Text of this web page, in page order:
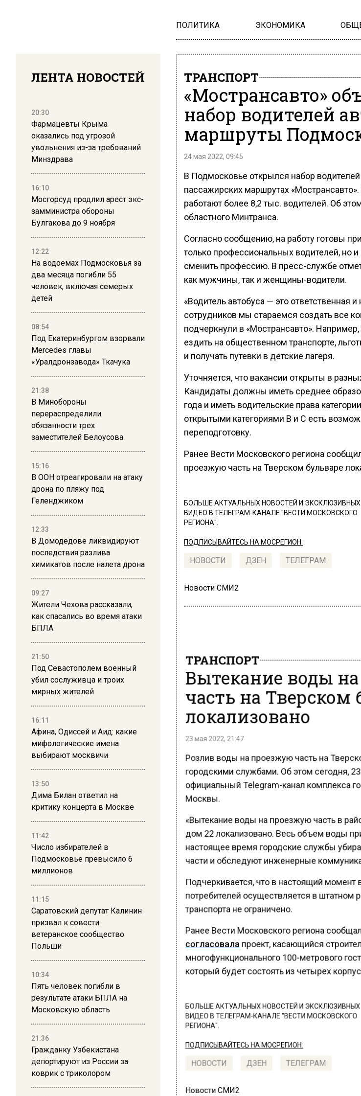
ПОЛИТИКА ЭКОНОМИКА
ЛЕНТА НОВОСТЕЙ
20:30
Фармацевты Крыма
оказались под угрозой
увольнения из-за требований
Минздрава
16:10
Мосгорсуд продлил арест экс-
замминистра обороны
Булгакова до 9 ноября
12:22
На водоемах Подмосковья за
два месяца погибли 55
человек, включая семерых
детей
08:54
Под Екатеринбургом взорвали
Mercedes главы
«Уралдронзавода» Ткачука
21:38
В Минобороны
перераспределили
обязанности трех
заместителей Белоусова
15:16
В ООН отреагировали на атаку
дрона по пляжу под
Геленджиком
12:33
В Домодедове ликвидируют
последствия разлива
химикатов после налета дрона
09:27
Жители Чехова рассказали,
как спасались во время атаки
БПЛА
21:50
Под Севастополем военный
убил сослуживца и троих
мирных жителей
16:11
Афина, Одиссей и Аид: какие
мифологические имена
выбирают москвичи
13:50
Дима Билан ответил на
критику концерта в Москве
11:42
Число избирателей в
Подмосковье превысило 6
миллионов
11:15
Саратовский депутат Калинин
призвал к совести
ветеранское сообщество
Польши
10:34
Пять человек погибли в
результате атаки БПЛА на
Московскую область
21:36
Гражданку Узбекистана
депортируют из России за
коврик с триколором
ТРАНСПОРТ
«Мострансавто»
набор водителей
маршруты
24 мая 2022, 09:45
В Подмосковье открылся набор водителей
пассажирских маршрутах
работают более 8,2 тыс. водителей. Об
областного Минтранса.
Согласно сообщению, на работу готовы
только профессиональных водителей, но и
сменить профессию. В пресс-службе
как мужчины, так и женщины-водители.
«Водитель автобуса — это ответственная
сотрудников мы стараемся создать все
подчеркнули в «Мострансавто».
ездить на общественном транспорте,
и получать путевки в детские лагеря.
Уточняется, что вакансии открыты в
Кандидаты должны иметь среднее
года и иметь водительские права
открытыми категориями В и С есть
переподготовку.
Ранее Вести Московского региона
проезжую часть на Тверском бульваре
БОЛЬШЕ АКТУАЛЬНЫХ НОВОСТЕЙ И ЭКСКЛЮЗИВНЫХ
ВИДЕО В ТЕЛЕГРАМ-КАНАЛЕ "ВЕСТИ МОСКОВСКОГО
РЕГИОНА".
ПОДПИСЫВАЙТЕСЬ НА МОСРЕГИОН:
НОВОСТИ ДЗЕН ТЕЛЕГРАМ
Новости СМИ2
ТРАНСПОРТ
Вытекание воды
часть на Тверском
локализовано
23 мая 2022, 21:47
Розлив воды на проезжую часть на
городскими службами. Об этом сегодня,
официальный Telegram-канал комплекса
Москвы.
«Вытекание воды на проезжую часть в
дом 22 локализовано. Весь объем воды
настоящее время городские службы
части и обследуют инженерные
Подчеркивается, что в настоящий момент
потребителей осуществляется в
транспорта не ограничено.
Ранее Вести Московского региона
согласовалапроект, касающийся
многофункционального 100-метрового
который будет состоять из четырех
БОЛЬШЕ АКТУАЛЬНЫХ НОВОСТЕЙ И ЭКСКЛЮЗИВНЫХ
ВИДЕО В ТЕЛЕГРАМ-КАНАЛЕ "ВЕСТИ МОСКОВСКОГО
РЕГИОНА".
ПОДПИСЫВАЙТЕСЬ НА МОСРЕГИОН:
НОВОСТИ ДЗЕН ТЕЛЕГРАМ
Новости СМИ2